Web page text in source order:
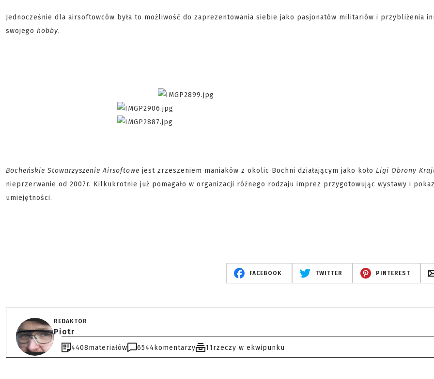
Jednocześnie dla airsoftowców była to możliwość do zaprezentowania siebie jako pasjonatów militariów i przybliżenia
swojego hobby.
Bocheńskie Stowarzyszenie Airsoftowe jest zrzeszeniem maniaków z okolic Bochni działającym jako koło Ligi Obrony
nieprzerwanie od 2007r. Kilkukrotnie już pomagało w organizacji różnego rodzaju imprez przygotowując wystawy i
umiejętności.
FACEBOOK TWITTER PINTEREST
REDAKTOR
Piotr
4408materiałów 6544 komentarzy 11rzeczy w ekwipunku